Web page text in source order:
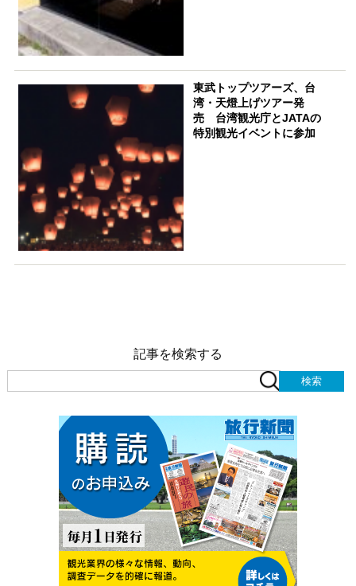
東武トップツアーズ、台
湾・天燈上げツアー発
売 台湾観光庁とJATAの
特別観光イベントに参加
記事を検索する